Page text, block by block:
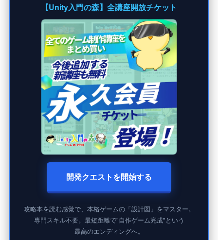
【Unity入門の森】全講座開放チケット
開発クエストを開始する
攻略本を読む感覚で、本格ゲームの「設計図」をマスター。
専門スキル不要。最短距離で"自作ゲーム完成"という
最高のエンディングへ。